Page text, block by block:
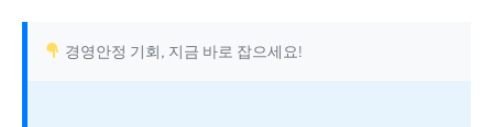
경영안정 기회, 지금 바로 잡으세요!